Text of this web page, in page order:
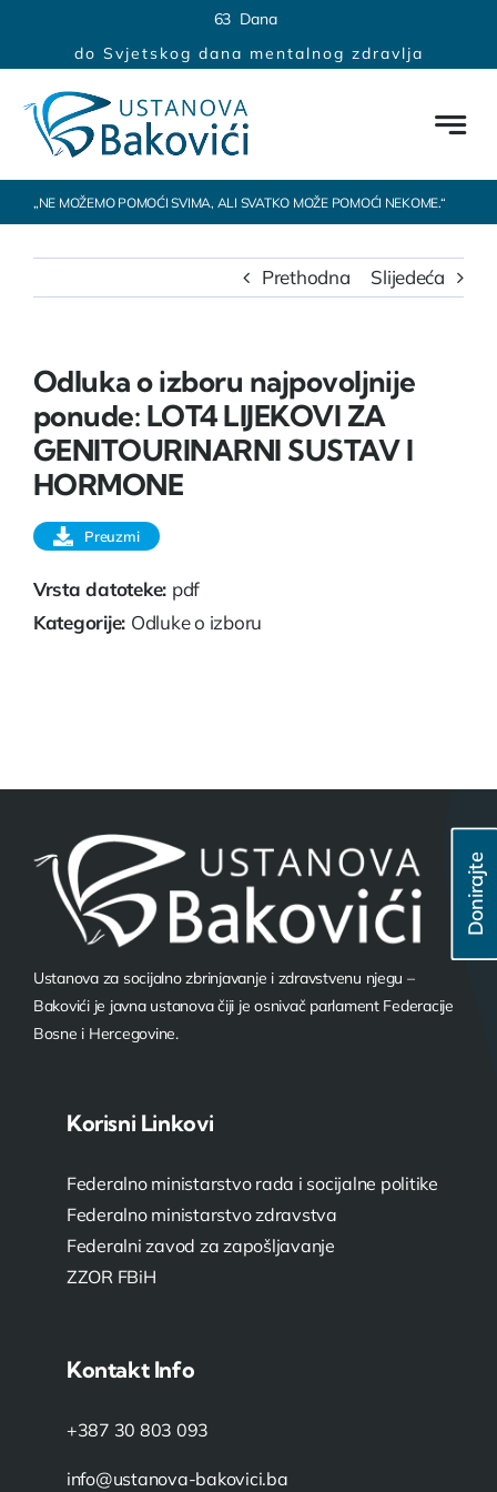
63 Dana
do Svjetskog dana mentalnog zdravlja
„NE MOŽEMO POMOĆI SVIMA, ALI SVATKO MOŽE POMOĆI NEKOME.“
Prethodna Slijedeća
Odluka o izboru najpovoljnije
ponude: LOT4 LIJEKOVI ZA
GENITOURINARNI SUSTAV I
HORMONE
Preuzmi
Vrsta datoteke: pdf
Kategorije: Odluke o izboru
Ustanova za socijalno zbrinjavanje i zdravstvenu njegu –
Bakovići je javna ustanova čiji je osnivač parlament Federacije
Bosne i Hercegovine.
Korisni Linkovi
Federalno ministarstvo rada i socijalne politike
Federalno ministarstvo zdravstva
Federalni zavod za zapošljavanje
ZZOR FBiH
Kontakt Info
+387 30 803 093
info@ustanova-bakovici.ba
Donirajte